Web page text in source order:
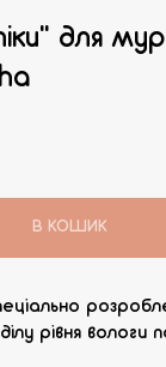
для
В КОШИК
рівня вологи